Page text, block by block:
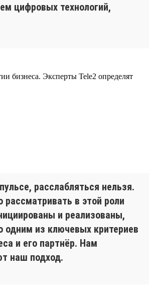
цифровых технологий,
бизнеса. Эксперты Tele2 определят
расслабляться нельзя.
в этой роли
и реализованы,
одним из ключевых критериев
и его партнёр. Нам
наш подход.